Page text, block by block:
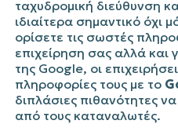
ταχυδρομική διεύθυνση
ιδιαίτερα σημαντικό όχι
ορίσετε τις σωστές
επιχείρηση σας αλλά και
της Google, οι
πληροφορίες τους με το
διπλάσιες πιθανότητες
από τους καταναλωτές.